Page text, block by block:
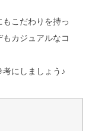
こだわりを持っ
カジュアルなコ
にしましょう♪